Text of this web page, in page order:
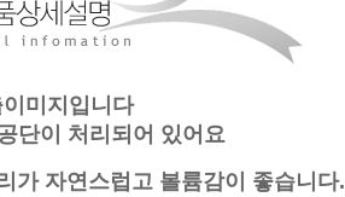
미지입니다
단이 처리되어 있어요
가 자연스럽고 볼륨감이 좋습니다.